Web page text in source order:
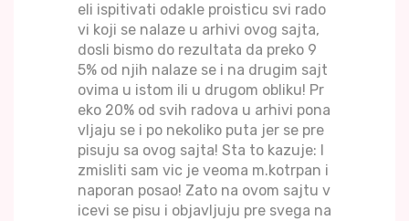
eli ispitivati odakle proisticu svi rado
vi koji se nalaze u arhivi ovog sajta,
dosli bismo do rezultata da preko 9
5% od njih nalaze se i na drugim sajt
ovima u istom ili u drugom obliku! Pr
eko 20% od svih radova u arhivi pona
vljaju se i po nekoliko puta jer se pre
pisuju sa ovog sajta! Sta to kazuje: I
zmisliti sam vic je veoma m.kotrpan i
naporan posao! Zato na ovom sajtu v
icevi se pisu i objavljuju pre svega na